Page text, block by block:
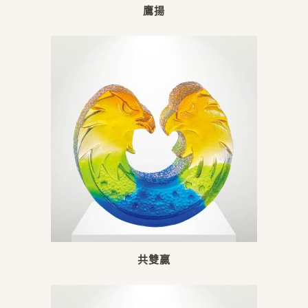
鷹揚
共雙贏